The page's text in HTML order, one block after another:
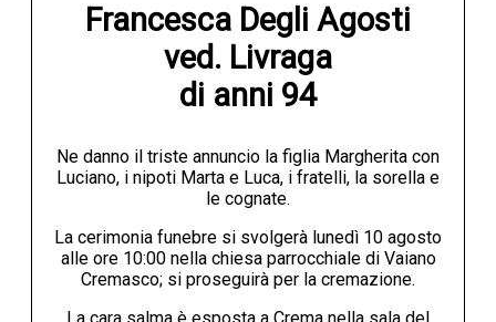
Francesca Degli Agosti
ved. Livraga
di anni 94
Ne danno il triste annuncio la figlia Margherita con
Luciano, i nipoti Marta e Luca, i fratelli, la sorella e
le cognate.
La cerimonia funebre si svolgerà lunedì 10 agosto
alle ore 10:00 nella chiesa parrocchiale di Vaiano
Cremasco; si proseguirà per la cremazione.